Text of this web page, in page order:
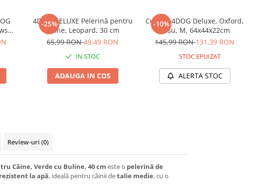
-25%
4DOG DELUXE Pelerină pentru
Câine, Leopard, 30 cm
65,99 RON49,49 RON
IN STOC
ADAUGA IN COS
-10%
Culcuș, 4DOG Deluxe, Oxford,
Roșu, M, 64x44x22cm
145,99 RON131,39 RON
STOC EPUIZAT
ALERTA STOC
Review-uri (0)
Câine, Verde cu Buline, 40 cm este o pelerină de
la apă, ideală pentru câinii detalie medie, cu o